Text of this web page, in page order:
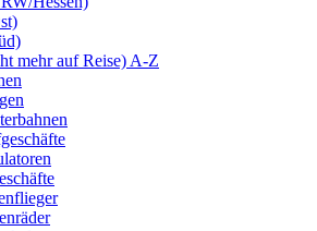
mehr auf Reise) A-Z